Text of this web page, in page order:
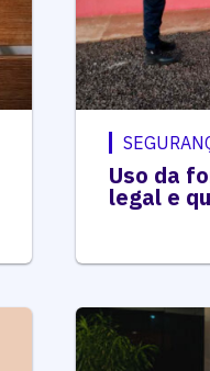
Uso da
legal e